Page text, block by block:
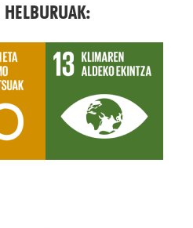
HELBURUAK: